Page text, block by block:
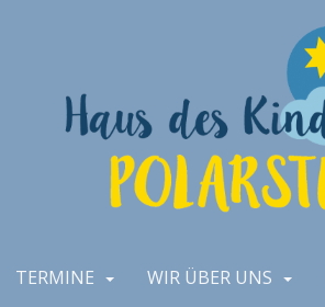
TERMINE WIR ÜBER UNS